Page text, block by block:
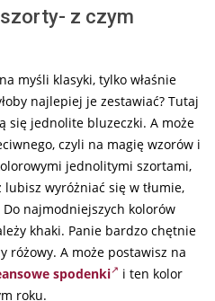
z czym
myśli klasyki, tylko właśnie
najlepiej je zestawiać? Tutaj
się jednolite bluzeczki. A może
czyli na magię wzorów i
jednolitymi szortami,
wyróżniać się w tłumie,
najmodniejszych kolorów
khaki. Panie bardzo chętnie
różowy. A może postawisz na
spodenki
i ten kolor
roku.